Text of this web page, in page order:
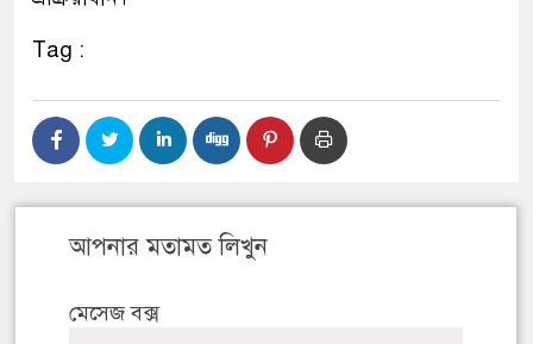
Tag :
আপনার মতামত লিখুন
মেসেজ বক্স